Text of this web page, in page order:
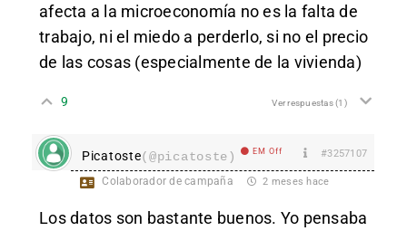
afecta a la microeconomía no es la falta de
trabajo, ni el miedo a perderlo, si no el precio
de las cosas (especialmente de la vivienda)
9 Ver respuestas(1)
Picatoste(@picatoste) EM Off #3257107
Colaborador de campaña 2 meses hace
Los datos son bastante buenos. Yo pensaba